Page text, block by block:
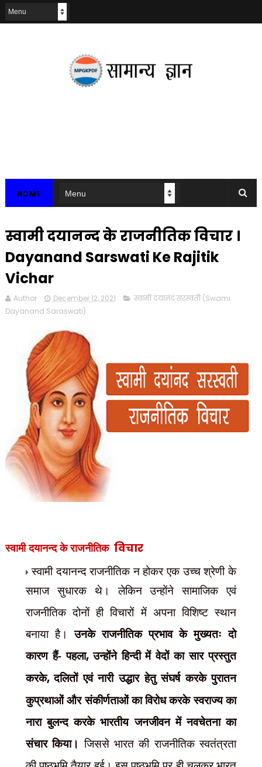
HOME
स्वामी दयानन्द के राजनीतिक विचार ।
Dayanand Sarswati Ke Rajitik
Vichar
Author December 12, 2021
स्वामी दयानंद सरस्वती (Swami
Dayanand Saraswati)
स्वामी दयानन्द के राजनीतिक विचार
स्वामी दयानन्द राजनीतिक न होकर एक उच्च श्रेणी के
समाज सुधारक थे। लेकिन उन्होंने सामाजिक एवं
राजनीतिक दोनों ही विचारों में अपना विशिष्ट स्थान
बनाया है। उनके राजनीतिक प्रभाव के मुख्यतः दो
कारण हैं- पहला,उन्होंने हिन्दी में वेदों का सार प्रस्तुत
करके,दलितों एवं नारी उद्धार हेतु संघर्ष करके पुरातन
कुप्रथाओं और संकीर्णताओं का विरोध करके स्वराज्य का
नारा बुलन्द करके भारतीय जनजीवन में नवचेतना का
संचार किया।जिससे भारत की राजनीतिक स्वतंत्रता